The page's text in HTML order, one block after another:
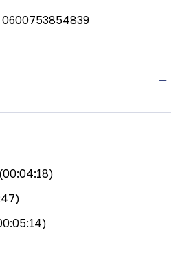
0600753854839